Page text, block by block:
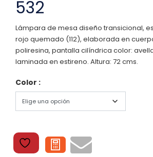
532
Lámpara de mesa diseño transicional,
rojo quemado (112), elaborada en
poliresina, pantalla cilíndrica color:
laminada en estireno. Altura: 72 cms.
Color :